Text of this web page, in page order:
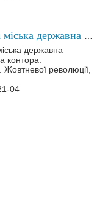
державна
контора.
революції,
04